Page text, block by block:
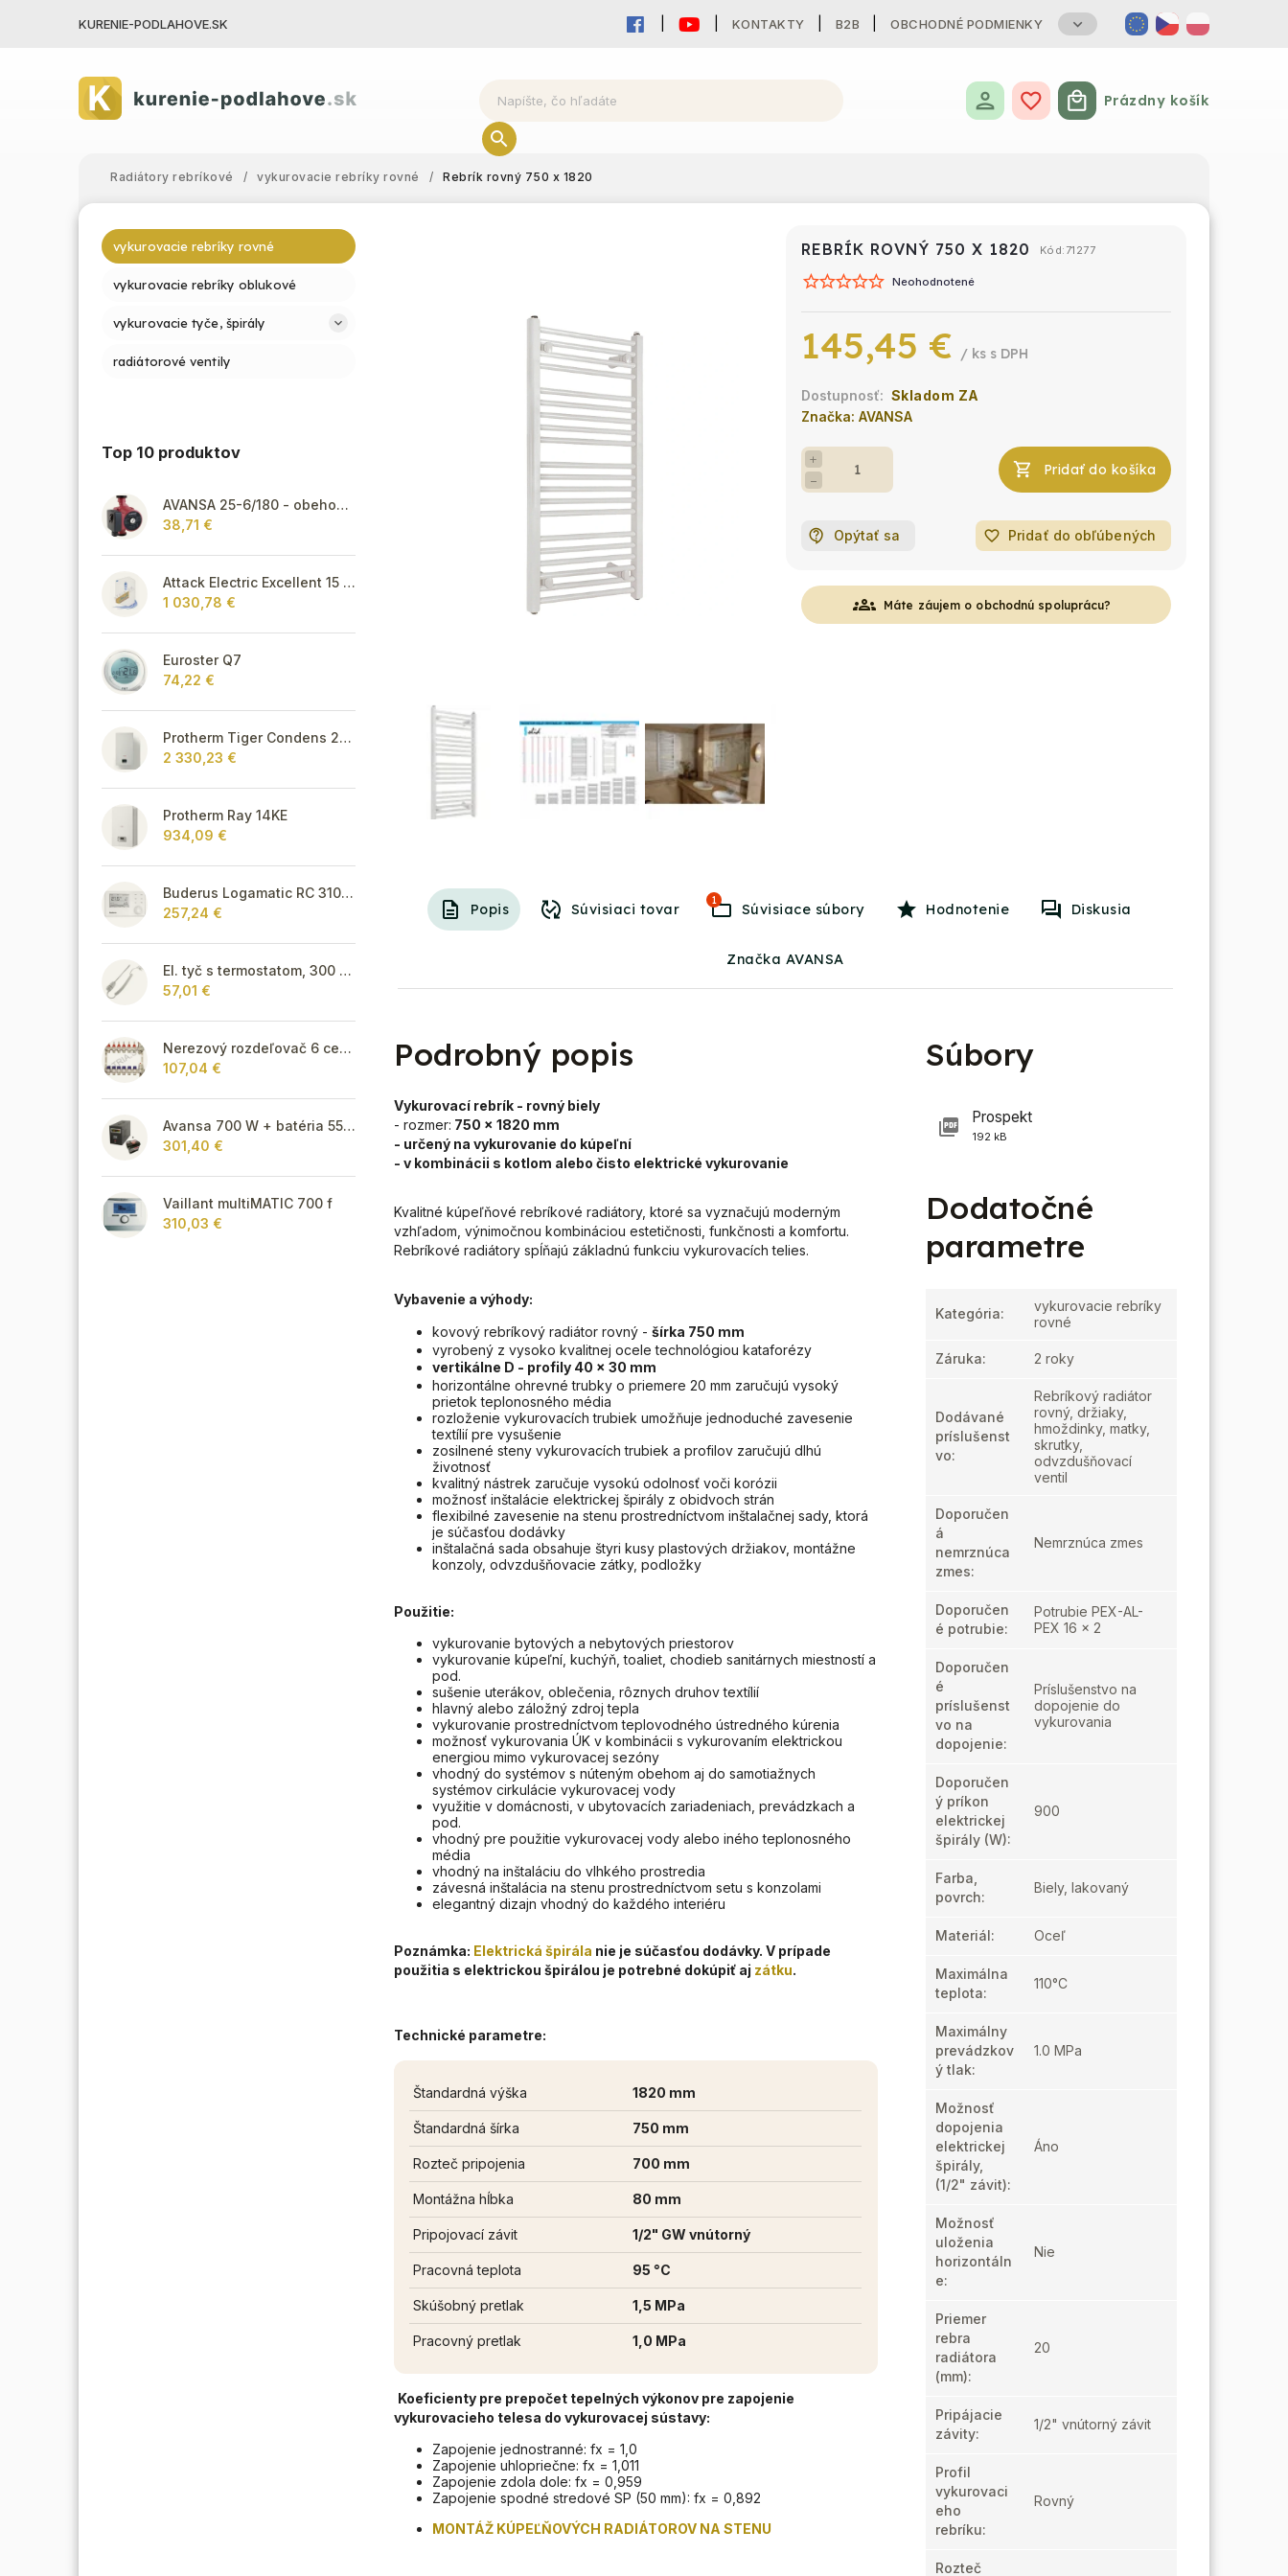
KURENIE-PODLAHOVE.SK KONTAKTY B2B OBCHODNÉ PODMIENKY
Nákupný košík
Prázdny košík
Radiátory rebríkové / vykurovacie rebríky rovné / Rebrík rovný 750 x 1820
vykurovacie rebríky rovné
vykurovacie rebríky oblukové
vykurovacie tyče, špirály
radiátorové ventily
Top 10 produktov
AVANSA 25-6/180 - obehové čerpadlo, pripojovací závit 6/4"
38,71 €
Attack Electric Excellent 15 kW
1 030,78 €
Euroster Q7
74,22 €
Protherm Tiger Condens 20/26 KKZ 42
2 330,23 €
Protherm Ray 14KE
934,09 €
Buderus Logamatic RC 310 s FA snímačom,biely
257,24 €
El. tyč s termostatom, 300 W - biela
57,01 €
Nerezový rozdeľovač 6 cestný pre podlahové vykurovanie
107,04 €
Avansa 700 W + batéria 55Ah
301,40 €
Vaillant multiMATIC 700 f
310,03 €
REBRÍK ROVNÝ 750 X 1820 Kód: 71277
Neohodnotené
Značka: AVANSA
145,45 € / ks
Skladom ZA
+
−
Pridať do košíka
Opýtať sa favorite_border Pridať do obľúbených
groups Máte záujem o obchodnú spoluprácu?
Popis Súvisiaci tovar
1
Súvisiace súbory Hodnotenie Diskusia
Značka AVANSA
Podrobný popis
Vykurovací rebrík - rovný biely
- rozmer: 750 x 1820 mm
- určený na vykurovanie do kúpeľní
- v kombinácii s kotlom alebo čisto elektrické vykurovanie
Kvalitné kúpeľňové rebríkové radiátory, ktoré sa vyznačujú moderným
vzhľadom, výnimočnou kombináciou estetičnosti, funkčnosti a komfortu.
Rebríkové radiátory spĺňajú základnú funkciu vykurovacích telies.
Vybavenie a výhody:
kovový rebríkový radiátor rovný - šírka 750 mm
vyrobený z vysoko kvalitnej ocele technológiou kataforézy
vertikálne D - profily 40 x 30 mm
horizontálne ohrevné trubky o priemere 20 mm zaručujú vysoký
prietok teplonosného média
rozloženie vykurovacích trubiek umožňuje jednoduché zavesenie
textílií pre vysušenie
zosilnené steny vykurovacích trubiek a profilov zaručujú dlhú
životnosť
kvalitný nástrek zaručuje vysokú odolnosť voči korózii
možnosť inštalácie elektrickej špirály z obidvoch strán
flexibilné zavesenie na stenu prostredníctvom inštalačnej sady, ktorá
je súčasťou dodávky
inštalačná sada obsahuje štyri kusy plastových držiakov, montážne
konzoly, odvzdušňovacie zátky, podložky
Použitie:
vykurovanie bytových a nebytových priestorov
vykurovanie kúpeľní, kuchýň, toaliet, chodieb sanitárnych miestností a
pod.
sušenie uterákov, oblečenia, rôznych druhov textílií
hlavný alebo záložný zdroj tepla
vykurovanie prostredníctvom teplovodného ústredného kúrenia
možnosť vykurovania ÚK v kombinácii s vykurovaním elektrickou
energiou mimo vykurovacej sezóny
vhodný do systémov s núteným obehom aj do samotiažnych
systémov cirkulácie vykurovacej vody
využitie v domácnosti, v ubytovacích zariadeniach, prevádzkach a
pod.
vhodný pre použitie vykurovacej vody alebo iného teplonosného
média
vhodný na inštaláciu do vlhkého prostredia
závesná inštalácia na stenu prostredníctvom setu s konzolami
elegantný dizajn vhodný do každého interiéru
Poznámka: Elektrická špirála nie je súčasťou dodávky. V prípade
použitia s elektrickou špirálou je potrebné dokúpiť aj zátku.
Technické parametre:
Štandardná výška 1820 mm
Štandardná šírka 750 mm
Rozteč pripojenia 700 mm
Montážna hĺbka 80 mm
Pripojovací závit 1/2" GW vnútorný
Pracovná teplota 95 °C
Skúšobný pretlak 1,5 MPa
Pracovný pretlak 1,0 MPa
Koeficienty pre prepočet tepelných výkonov pre zapojenie
vykurovacieho telesa do vykurovacej sústavy:
Zapojenie jednostranné: fx = 1,0
Zapojenie uhlopriečne: fx = 1,011
Zapojenie zdola dole: fx = 0,959
Zapojenie spodné stredové SP (50 mm): fx = 0,892
MONTÁŽ KÚPEĽŇOVÝCH RADIÁTOROV NA STENU
Súbory
Prospekt
192 kB
Dodatočné
parametre
Kategória:
vykurovacie rebríky
rovné
Záruka: 2 roky
Dodávané
príslušenst
vo:
Rebríkový radiátor
rovný, držiaky,
hmoždinky, matky,
skrutky,
odvzdušňovací
ventil
Doporučen
á
nemrznúca
zmes:
Nemrznúca zmes
Doporučen
é potrubie:
Potrubie PEX-AL-
PEX 16 x 2
Doporučen
é
príslušenst
vo na
dopojenie:
Príslušenstvo na
dopojenie do
vykurovania
Doporučen
ý príkon
elektrickej
špirály (W):
900
Farba,
povrch:
Biely, lakovaný
Materiál: Oceľ
Maximálna
teplota:
110°C
Maximálny
prevádzkov
ý tlak:
1.0 MPa
Možnosť
dopojenia
elektrickej
špirály,
(1/2" závit):
Áno
Možnosť
uloženia
horizontáln
e:
Nie
Priemer
rebra
radiátora
(mm):
20
Pripájacie
závity:
1/2" vnútorný závit
Profil
vykurovaci
eho
rebríku:
Rovný
Rozteč